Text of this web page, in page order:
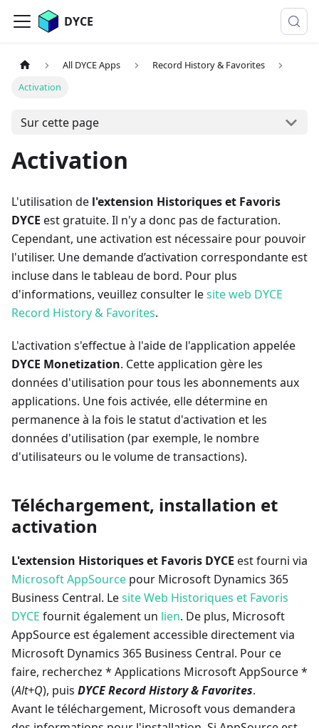
DYCE
All DYCE Apps
Record History & Favorites
Activation
Sur cette page
Activation
L'utilisation de l'extension Historiques et Favoris
DYCE est gratuite. Il n'y a donc pas de facturation.
Cependant, une activation est nécessaire pour pouvoir
l'utiliser. Une demande d’activation correspondante est
incluse dans le tableau de bord. Pour plus
d'informations, veuillez consulter lesite web DYCE
Record History & Favorites.
L'activation s'effectue à l'aide de l'application appelée
DYCE Monetization. Cette application gère les
données d'utilisation pour tous les abonnements aux
applications. Une fois activée, elle détermine en
permanence à la fois le statut d'activation et les
données d'utilisation (par exemple, le nombre
d'utilisateurs ou le volume de transactions).
Téléchargement, installation et
activation
L'extension Historiques et Favoris DYCE est fourni via
Microsoft AppSource pour Microsoft Dynamics 365
Business Central. Lesite Web Historiques et Favoris
DYCE fournit également un lien. De plus, Microsoft
AppSource est également accessible directement via
Microsoft Dynamics 365 Business Central. Pour ce
faire, recherchez * Applications Microsoft AppSource *
(Alt+Q), puis DYCE Record History & Favorites.
Avant le téléchargement, Microsoft vous demandera